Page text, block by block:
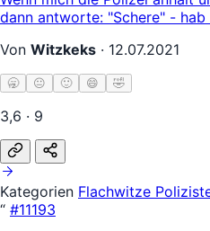
dann antworte: "Schere" -
Von Witzkeks · 12.07.2021
🥱 😐 🙂 😄 🤣
3,6 · 9
Kategorien Flachwitze
“ #11193